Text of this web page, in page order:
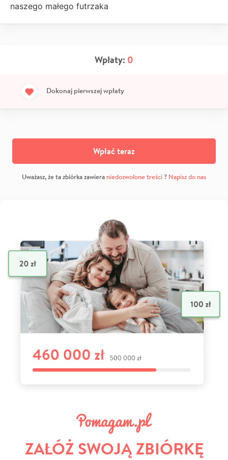
naszego małego futrzaka
Wpłaty: 0
Dokonaj pierwszej wpłaty
Wpłać teraz
Uważasz, że ta zbiórka zawiera niedozwolone treści? Napisz do nas
ZAŁÓŻ SWOJĄ ZBIÓRKĘ